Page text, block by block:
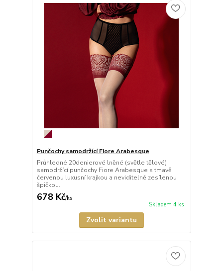
Punčochy samodržící Fiore Arabesque
Průhledné 20denierové lněné (světle tělové)
samodržící punčochy Fiore Arabesque s tmavě
červenou luxusní krajkou a neviditelně zesílenou
špičkou.
678 Kč/ks
Skladem 4 ks
Zvolit variantu